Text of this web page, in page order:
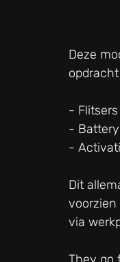
Deze
-
-
-
Dit
via
They go